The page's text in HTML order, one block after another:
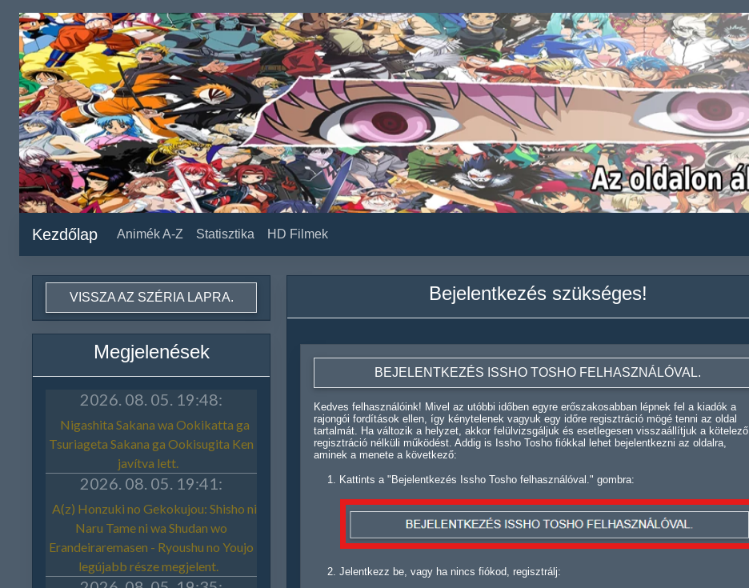
Kezdőlap Animék A-Z Statisztika HD Filmek
VISSZA AZ SZÉRIA LAPRA.
Megjelenések
Bejelentkezés szükséges!
BEJELENTKEZÉS ISSHO TOSHO FELHASZNÁLÓVAL.
Kedves felhasználóink! Mivel az utóbbi időben egyre erőszakosabban lépnek fel a kiadók a
rajongói fordítások ellen, így kénytelenek vagyuk egy időre regisztráció mögé tenni az oldal
tartalmát. Ha változik a helyzet, akkor felülvizsgáljuk és esetlegesen visszaállítjuk a kötelező
regisztráció nélküli működést. Addig is Issho Tosho fiókkal lehet bejelentkezni az oldalra,
aminek a menete a következő:
Kattints a "Bejelentkezés Issho Tosho felhasználóval." gombra:
Jelentkezz be, vagy ha nincs fiókod, regisztrálj: